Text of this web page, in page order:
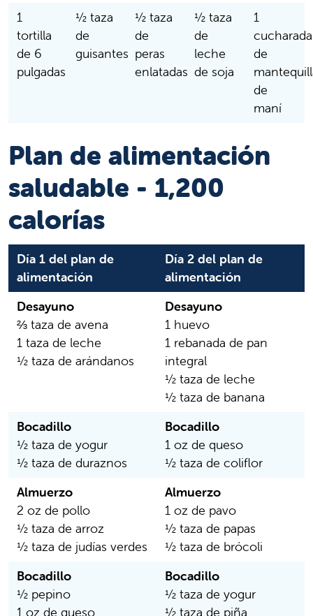
1
tortilla
de 6
pulgadas
½ taza
de
guisantes
½ taza
de
peras
enlatadas
½ taza
de
leche
de soja
1
cucharada
de
de
maní
Plan de alimentación
saludable - 1,200
calorías
Día 1 del plan de
alimentación
Día 2 del plan de
alimentación
Desayuno
⅔ taza de avena
1 taza de leche
½ taza de arándanos
Desayuno
1 huevo
1 rebanada de pan
integral
½ taza de leche
½ taza de banana
Bocadillo
½ taza de yogur
½ taza de duraznos
Bocadillo
1 oz de queso
½ taza de coliflor
Almuerzo
2 oz de pollo
½ taza de arroz
½ taza de judías verdes
Almuerzo
1 oz de pavo
½ taza de papas
½ taza de brócoli
Bocadillo
½ pepino
1 oz de queso
Bocadillo
½ taza de yogur
½ taza de piña